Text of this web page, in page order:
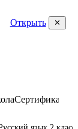
Открыть
Сертификаты